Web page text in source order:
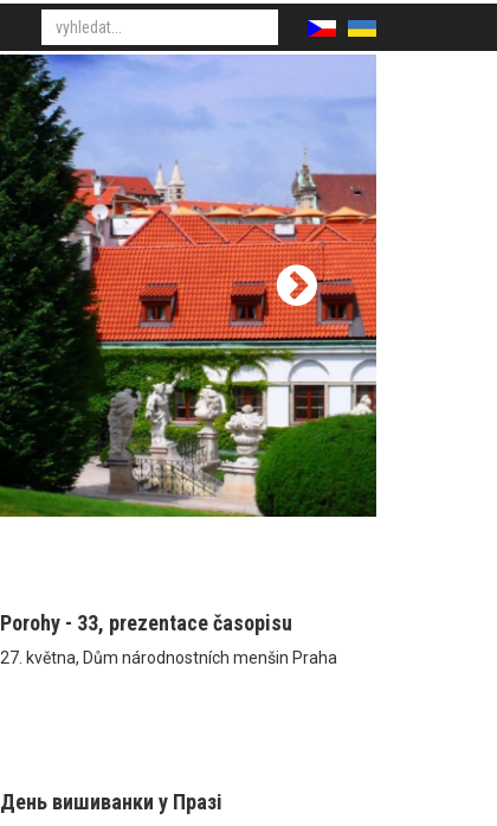
Porohy - 33, prezentace časopisu
27. května, Dům národnostních menšin Praha
День вишиванки у Празі